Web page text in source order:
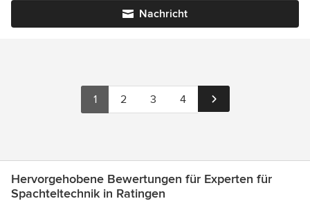
Nachricht
1 2 3 4
Hervorgehobene Bewertungen für Experten für
Spachteltechnik in Ratingen